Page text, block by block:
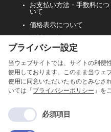
お支払い方法・手数料につ
いて
価格表示について
送料・価格について
返品・交換について
ご利用
プライバシー設定
当ウェブサイトでは、サイトの利便
使用しております。このまま当ウェ
使用に同意いただいたものとみなさ
いては「 プライバシーポリシー 」を
必須項目